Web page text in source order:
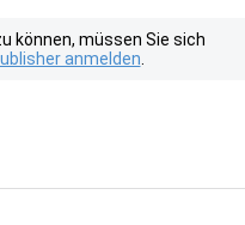
können, müssen Sie sich
anmelden